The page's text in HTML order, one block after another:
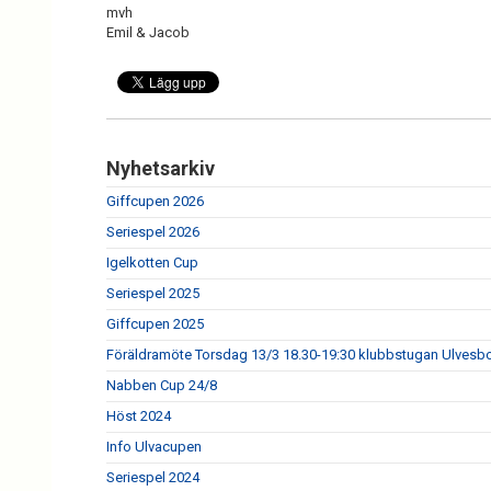
mvh
Emil & Jacob
Nyhetsarkiv
Giffcupen 2026
Seriespel 2026
Igelkotten Cup
Seriespel 2025
Giffcupen 2025
Föräldramöte Torsdag 13/3 18.30-19:30 klubbstugan
Nabben Cup 24/8
Höst 2024
Info Ulvacupen
Seriespel 2024